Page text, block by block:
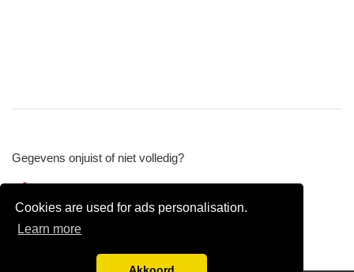
Cookies are used for ads personalisation.
Learn more
Gegevens onjuist of niet volledig?